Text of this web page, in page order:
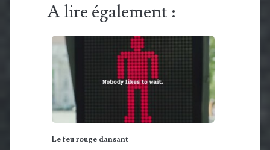
A lire également :
Le feu rouge dansant